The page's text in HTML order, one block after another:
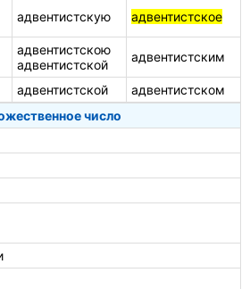
адвентистскую адвентистское
адвентистскою
адвентистской
адвентистским
адвентистской
адвентистском
число